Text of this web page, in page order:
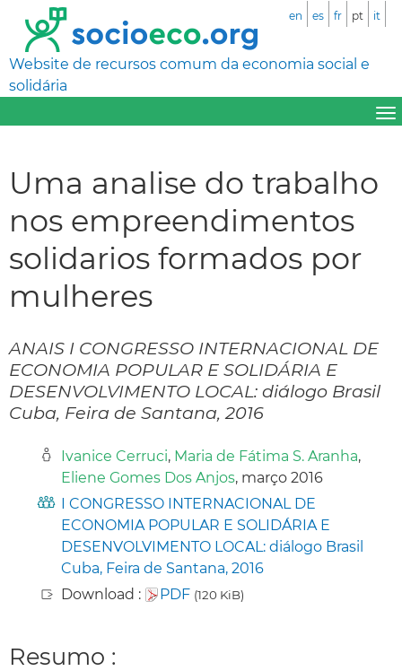
Website de recursos comum da economia social e
solidária
en es fr pt it
Uma analise do trabalho
nos empreendimentos
solidarios formados por
mulheres
ANAIS I CONGRESSO INTERNACIONAL DE
ECONOMIA POPULAR E SOLIDÁRIA E
DESENVOLVIMENTO LOCAL: diálogo Brasil
Cuba, Feira de Santana, 2016
Ivanice Cerruci, Maria de Fátima S. Aranha,
Eliene Gomes Dos Anjos, março 2016
I CONGRESSO INTERNACIONAL DE
ECONOMIA POPULAR E SOLIDÁRIA E
DESENVOLVIMENTO LOCAL: diálogo Brasil
Cuba, Feira de Santana, 2016
Download :
PDF (120 KiB)
Resumo :